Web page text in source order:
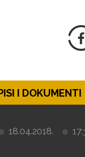
I DOKUMENTI
18.04.2018.